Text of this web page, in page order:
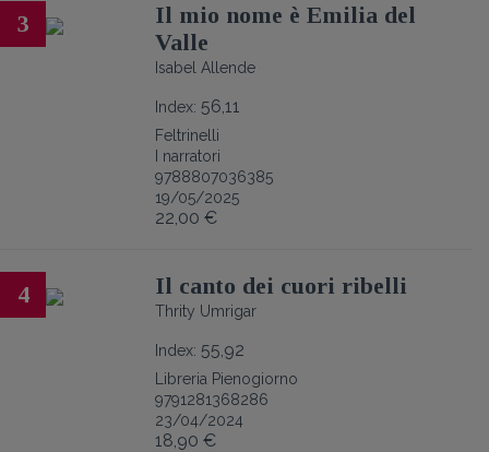
3
Il mio nome è Emilia del
Valle
Isabel Allende
Index: 56,11
Feltrinelli
I narratori
9788807036385
19/05/2025
22,00 €
4 Il canto dei cuori ribelli
Thrity Umrigar
Index: 55,92
Libreria Pienogiorno
9791281368286
23/04/2024
18,90 €